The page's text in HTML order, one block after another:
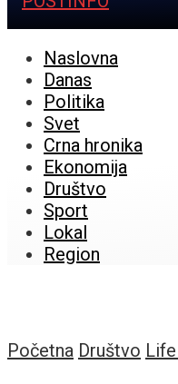
Naslovna
Danas
Politika
Svet
Crna hronika
Ekonomija
Društvo
Sport
Lokal
Region
Početna Društvo